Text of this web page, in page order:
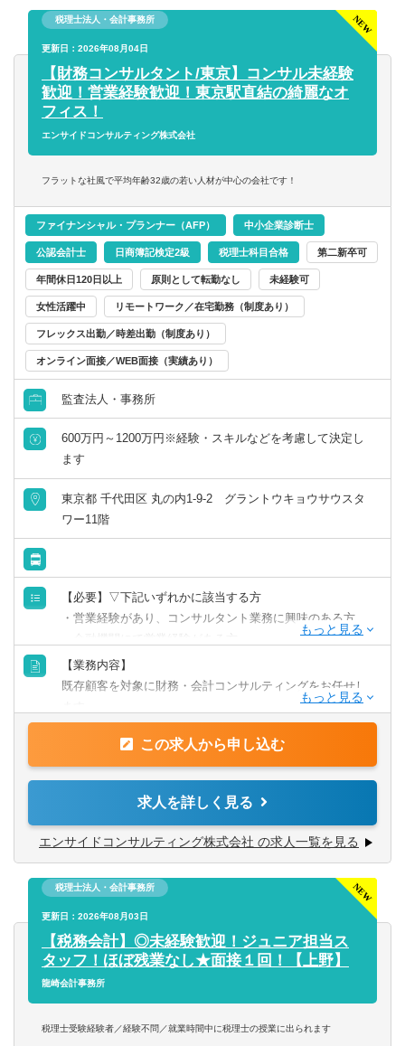
【将来のキャリアパス】
・財務コンサルタントとしてエキスパートを目指す
・税務コンサル領域にもチャレンジ
・新規事業立ち上げのためのシステム等に携わる
あなたのやる気次第で様々なチャレンジができます！
税理士法人・会計事務所
更新日：2026年08月04日
【財務コンサルタント/東京】コンサル未経験
歓迎！営業経験歓迎！東京駅直結の綺麗なオ
フィス！
エンサイドコンサルティング株式会社
フラットな社風で平均年齢32歳の若い人材が中心の会社です！
ファイナンシャル・プランナー（AFP） 中小企業診断士
公認会計士 日商簿記検定2級 税理士科目合格 第二新卒可
年間休日120日以上 原則として転勤なし 未経験可
女性活躍中 リモートワーク／在宅勤務（制度あり）
フレックス出勤／時差出勤（制度あり）
オンライン面接／WEB面接（実績あり）
監査法人・事務所
600万円～1200万円※経験・スキルなどを考慮して決定し
ます
東京都 千代田区 丸の内1-9-2 グラントウキョウサウスタ
ワー11階
【必要】▽下記いずれかに該当する方
・営業経験があり、コンサルタント業務に興味のある方
（中小企業をクライアントにしていると尚可）
・経営企画経験のある方
・各種資格をお持ちの方
（簿記・中小企業診断士・ファイナンシャルプランナー・
【業務内容】
既存顧客を対象に財務・会計コンサルティングをお任せし
【具体的には】
・資金繰りの管理
・財務状況改善のための資金調達（融資の借り換えやリス
ケジュールなど）
・事業計画の見直しや策定支援
【将来のキャリアパス】
・財務コンサルタントとしてエキスパートを目指す
・税務コンサル領域にもチャレンジ
・新規事業立ち上げのためのシステム等に携わる
あなたのやる気次第で様々なチャレンジができます！
この求人から申し込む
求人を詳しく見る
エンサイドコンサルティング株式会社 の求人一覧を見る
税理士法人・会計事務所
更新日：2026年08月03日
【税務会計】◎未経験歓迎！ジュニア担当ス
タッフ！ほぼ残業なし★面接１回！【上野】
龍崎会計事務所
税理士受験経験者／経験不問／就業時間中に税理士の授業に出られます